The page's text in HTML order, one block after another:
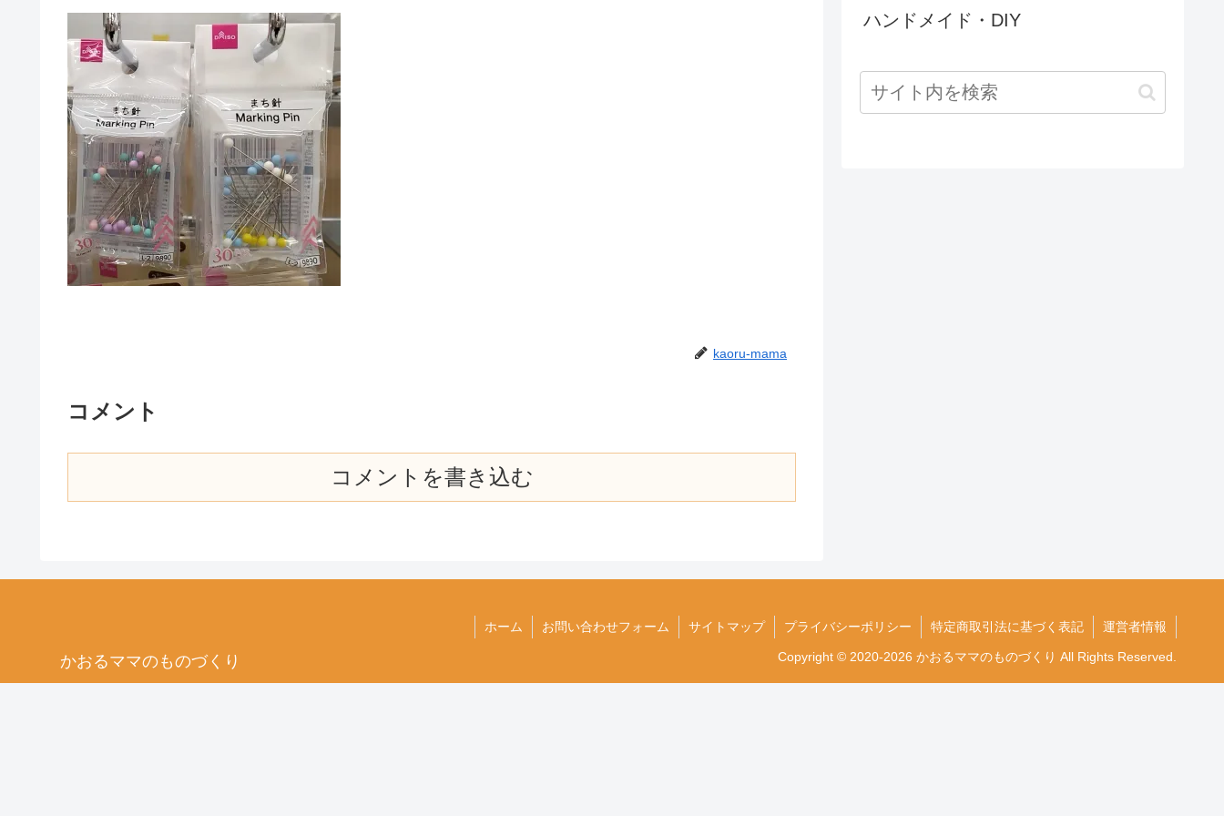
kaoru-mama
コメント
コメントを書き込む
ハンドメイド・DIY
かおるママのものづくり
ホーム お問い合わせフォーム サイトマップ プライバシーポリシー 特定商取引法に基づく表記 運営者情報
Copyright © 2020-2026 かおるママのものづくり All Rights Reserved.